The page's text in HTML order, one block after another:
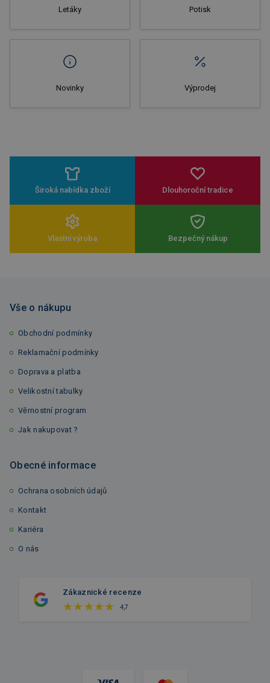
Letáky Potisk
Novinky Výprodej
Široká nabídka zboží Dlouhoroční tradice
Vlastní výroba Bezpečný nákup
Vše o nákupu
Obchodní podmínky
Reklamační podmínky
Doprava a platba
Velikostní tabulky
Věrnostní program
Jak nakupovat ?
Obecné informace
Ochrana osobních údajů
Kontakt
Kariéra
O nás
Zákaznické recenze
4,7